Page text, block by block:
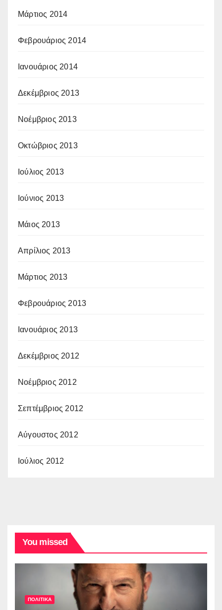
Μάρτιος 2014
Φεβρουάριος 2014
Ιανουάριος 2014
Δεκέμβριος 2013
Νοέμβριος 2013
Οκτώβριος 2013
Ιούλιος 2013
Ιούνιος 2013
Μάιος 2013
Απρίλιος 2013
Μάρτιος 2013
Φεβρουάριος 2013
Ιανουάριος 2013
Δεκέμβριος 2012
Νοέμβριος 2012
Σεπτέμβριος 2012
Αύγουστος 2012
Ιούλιος 2012
You missed
ΠΟΛΙΤΙΚΑ